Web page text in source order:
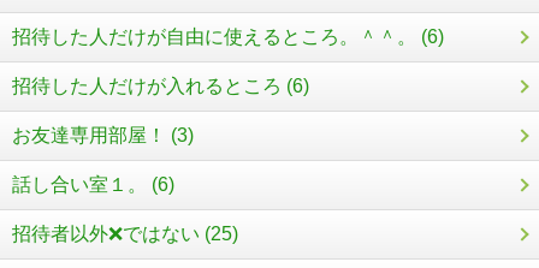
招待した人だけが自由に使えるところ。＾＾。 (6)
招待した人だけが入れるところ (6)
お友達専用部屋！ (3)
話し合い室１。 (6)
招待者以外❌ではない (25)